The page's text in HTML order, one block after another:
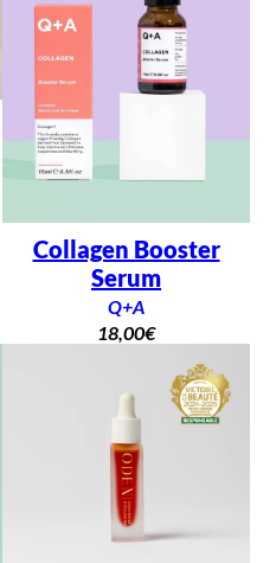
Collagen Booster
Serum
Q+A
18,00€